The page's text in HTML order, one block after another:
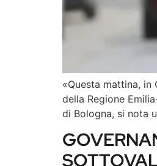
«Questa mattina, in
della Regione
di Bologna, si nota